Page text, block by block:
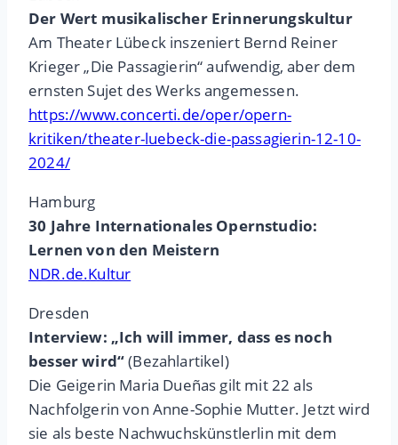
Der Wert musikalischer Erinnerungskultur
Am Theater Lübeck inszeniert Bernd Reiner
Krieger „Die Passagierin“ aufwendig, aber dem
ernsten Sujet des Werks angemessen.
https://www.concerti.de/oper/opern-
kritiken/theater-luebeck-die-passagierin-12-10-
2024/
Hamburg
30 Jahre Internationales Opernstudio:
Lernen von den Meistern
NDR.de.Kultur
Dresden
Interview: „Ich will immer, dass es noch
besser wird“(Bezahlartikel)
Die Geigerin Maria Dueñas gilt mit 22 als
Nachfolgerin von Anne-Sophie Mutter. Jetzt wird
sie als beste Nachwuchskünstlerlin mit dem